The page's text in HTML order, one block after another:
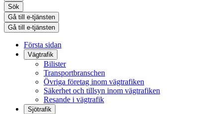
Sök
Gå till e-tjänsten
Gå till e-tjänsten
Första sidan
Vägtrafik
Bilister
Transportbranschen
Övriga företag inom vägtrafiken
Säkerhet och tillsyn inom vägtrafiken
Resande i vägtrafik
Sjötrafik